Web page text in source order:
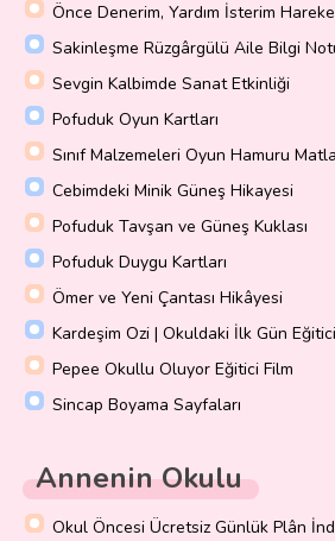
Önce Denerim, Yardım İsterim
Sakinleşme Rüzgârgülü Aile Bilgi
Sevgin Kalbimde Sanat Etkinliği
Pofuduk Oyun Kartları
Sınıf Malzemeleri Oyun Hamuru
Cebimdeki Minik Güneş Hikayesi
Pofuduk Tavşan ve Güneş Kuklası
Pofuduk Duygu Kartları
Ömer ve Yeni Çantası Hikâyesi
Kardeşim Ozi | Okuldaki İlk Gün
Pepee Okullu Oluyor Eğitici Film
Sincap Boyama Sayfaları
Annenin Okulu
Okul Öncesi Ücretsiz Günlük Plân